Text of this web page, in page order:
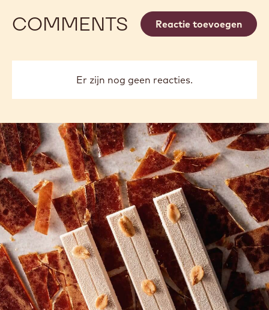
COMMENTS Reactie toevoegen
Er zijn nog geen reacties.